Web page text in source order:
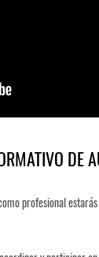
DE
profesional